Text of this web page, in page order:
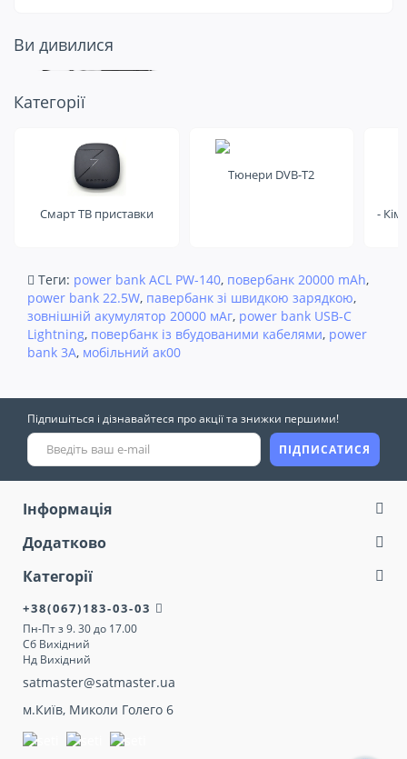
Ви дивилися
Подивіться ще
на це
Категорії
Смарт ТВ приставки
Тюнери DVB-T2
-
Теги: power bank ACL PW-140, повербанк 20000 mAh,
power bank 22.5W, павербанк зі швидкою зарядкою,
зовнішній акумулятор 20000 мАг, power bank USB-C
Lightning, повербанк із вбудованими кабелями, power
bank 3A, мобільний ак00
Підпишіться і дізнавайтеся про акції та знижки першими!
ПІДПИСАТИСЯ
Інформація
Додатково
Категорії
+38(067)183-03-03
Пн-Пт з 9. 30 до 17.00
Сб Вихідний
Нд Вихідний
satmaster@satmaster.ua
м.Київ, Миколи Голего 6